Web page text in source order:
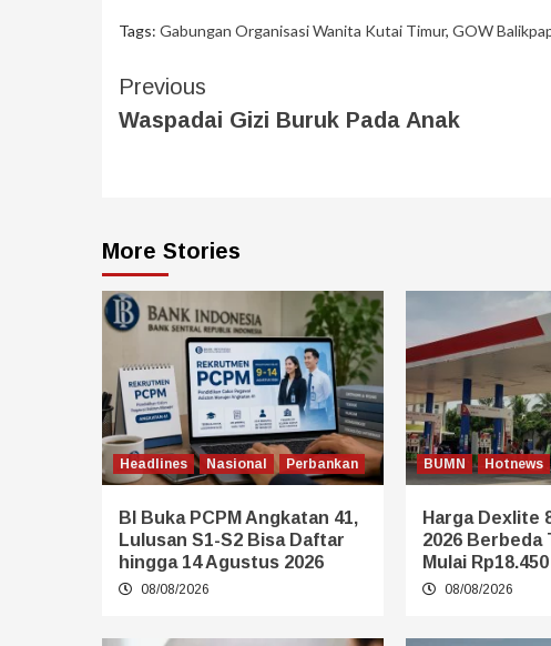
Tags: Gabungan Organisasi Wanita Kutai Timur, GOW
Previous
Waspadai Gizi Buruk Pada Anak
More Stories
Headlines Nasional Perbankan
BI Buka PCPM Angkatan 41,
Lulusan S1-S2 Bisa Daftar
hingga 14 Agustus 2026
08/08/2026
BUMN Hotnews
Harga Dexlite
2026 Berbeda
Mulai Rp18.450
08/08/2026